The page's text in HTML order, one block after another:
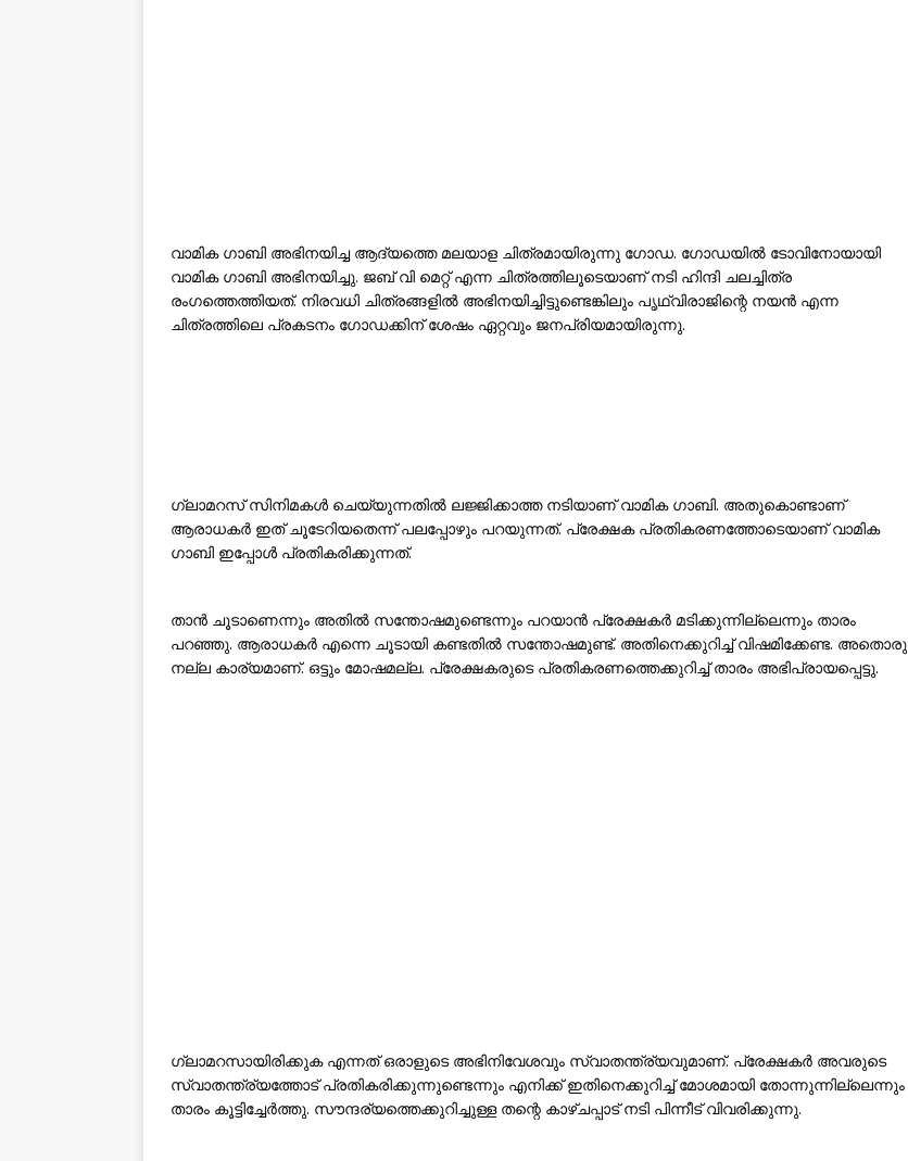
വാമിക ഗാബി അഭിനയിച്ച ആദ്യത്തെ മലയാള ചിത്രമായിരുന്നു ഗോഡ. ഗോഡയിൽ ടോവിനോയായി
വാമിക ഗാബി അഭിനയിച്ചു. ജബ് വി മെറ്റ് എന്ന ചിത്രത്തിലൂടെയാണ് നടി ഹിന്ദി ചലച്ചിത്ര
രംഗത്തെത്തിയത്. നിരവധി ചിത്രങ്ങളിൽ അഭിനയിച്ചിട്ടുണ്ടെങ്കിലും പൃഥ്വിരാജിന്റെ നയൻ എന്ന
ചിത്രത്തിലെ പ്രകടനം ഗോഡക്കിന് ശേഷം ഏറ്റവും ജനപ്രിയമായിരുന്നു.
ഗ്ലാമറസ് സിനിമകൾ ചെയ്യുന്നതിൽ ലജ്ജിക്കാത്ത നടിയാണ് വാമിക ഗാബി. അതുകൊണ്ടാണ്
ആരാധകർ ഇത് ചൂടേറിയതെന്ന് പലപ്പോഴും പറയുന്നത്. പ്രേക്ഷക പ്രതികരണത്തോടെയാണ് വാമിക
ഗാബി ഇപ്പോൾ പ്രതികരിക്കുന്നത്.
താൻ ചൂടാണെന്നും അതിൽ സന്തോഷമുണ്ടെന്നും പറയാൻ പ്രേക്ഷകർ മടിക്കുന്നില്ലെന്നും താരം
പറഞ്ഞു. ആരാധകർ എന്നെ ചൂടായി കണ്ടതിൽ സന്തോഷമുണ്ട്. അതിനെക്കുറിച്ച് വിഷമിക്കേണ്ട. അതൊരു
നല്ല കാര്യമാണ്. ഒട്ടും മോഷമല്ല. പ്രേക്ഷകരുടെ പ്രതികരണത്തെക്കുറിച്ച് താരം അഭിപ്രായപ്പെട്ടു.
ഗ്ലാമറസായിരിക്കുക എന്നത് ഒരാളുടെ അഭിനിവേശവും സ്വാതന്ത്ര്യവുമാണ്. പ്രേക്ഷകർ അവരുടെ
സ്വാതന്ത്ര്യത്തോട് പ്രതികരിക്കുന്നുണ്ടെന്നും എനിക്ക് ഇതിനെക്കുറിച്ച് മോശമായി തോന്നുന്നില്ലെന്നും
താരം കൂട്ടിച്ചേർത്തു. സൗന്ദര്യത്തെക്കുറിച്ചുള്ള തന്റെ കാഴ്ചപ്പാട് നടി പിന്നീട് വിവരിക്കുന്നു.